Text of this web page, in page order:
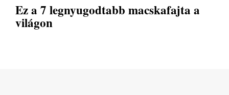
Ez a 7 legnyugodtabb macskafajta a
világon